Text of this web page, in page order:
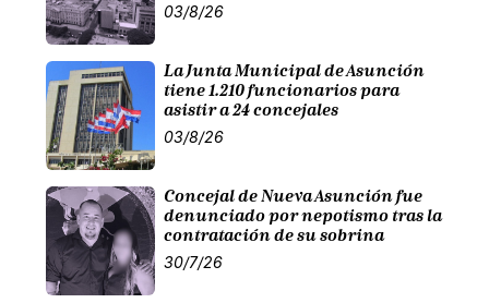
03/8/26
La Junta Municipal de Asunción
tiene 1.210 funcionarios para
asistir a 24 concejales
03/8/26
Concejal de Nueva Asunción fue
denunciado por nepotismo tras la
contratación de su sobrina
30/7/26